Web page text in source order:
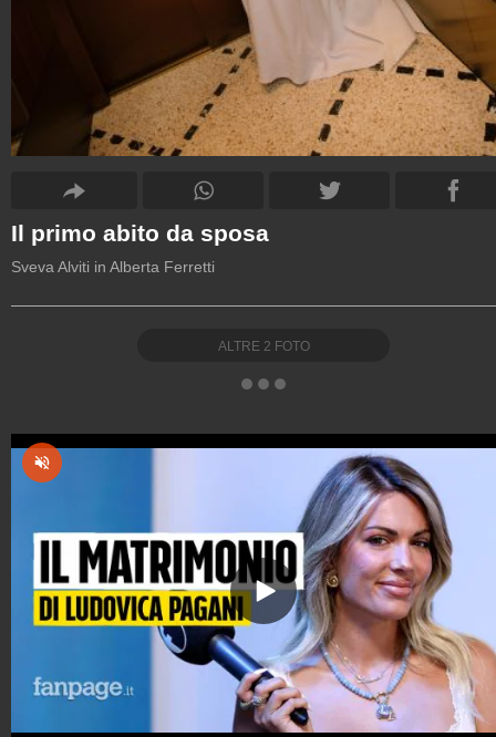
Il primo abito da sposa
Sveva Alviti in Alberta Ferretti
ALTRE 2 FOTO